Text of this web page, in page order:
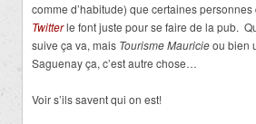
comme d’habitude) que certaines
Twitterle font juste pour se faire de la pub.
suive ça va, mais Tourisme Mauricieou bien
Saguenay ça, c’est autre chose…
Voir s’ils savent qui on est!